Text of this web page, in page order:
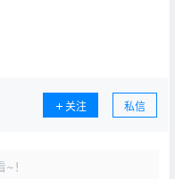
关注 私信
！